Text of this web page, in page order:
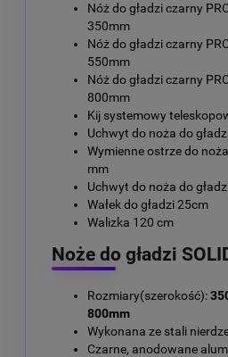
Nóż do gładzi czarny
350mm
Nóż do gładzi czarny
550mm
Nóż do gładzi czarny
800mm
Kij systemowy
Uchwyt do noża do
Wymienne ostrze do
mm
Uchwyt do noża do
Wałek do gładzi 25cm
Walizka 120 cm
Noże do gładzi
Rozmiary(szerokość):
800mm
Wykonana ze stali
Czarne, anodowane